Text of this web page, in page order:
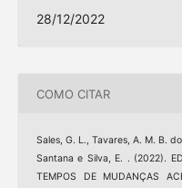
28/12/2022
COMO CITAR
Sales, G. L., Tavares, A. M. B.
Santana e Silva, E. . (2022).
TEMPOS DE MUDANÇAS